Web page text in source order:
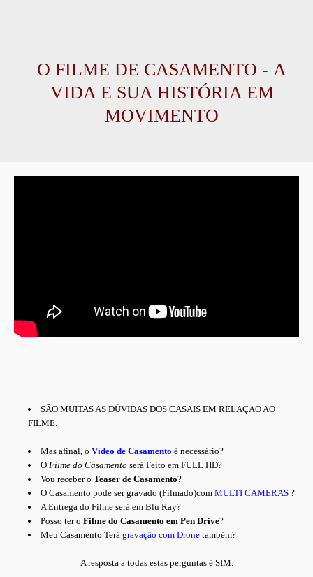
O FILME DE CASAMENTO - A
VIDA E SUA HISTÓRIA EM
MOVIMENTO
SÃO MUITAS AS DÚVIDAS DOS CASAIS EM RELAÇAO AO
FILME.
Mas afinal, oVídeo de Casamento é necessário?
OFilme do Casamento será Feito em FULL HD?
Vou receber oTeaser de Casamento?
O Casamento pode ser gravado (Filmado)comMULTI CAMERAS ?
A Entrega do Filme será em Blu Ray?
Posso ter oFilme do Casamento em Pen Drive?
Meu Casamento Terágravação com Drone também?
A resposta a todas estas perguntas é SIM.